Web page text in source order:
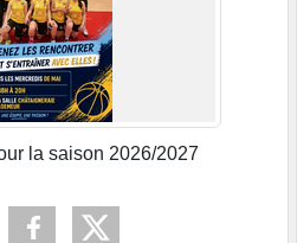
la saison 2026/2027